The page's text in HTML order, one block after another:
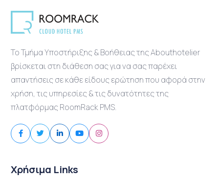
Το Τμήμα Υποστήριξης & Βοήθειας της Abouthotelier
βρίσκεται στη διάθεση σας για να σας παρέχει
απαντήσεις σε κάθε είδους ερώτηση που αφορά στην
χρήση, τις υπηρεσίες & τις δυνατότητες της
πλατφόρμας RoomRack PMS.
Χρήσιμα Links